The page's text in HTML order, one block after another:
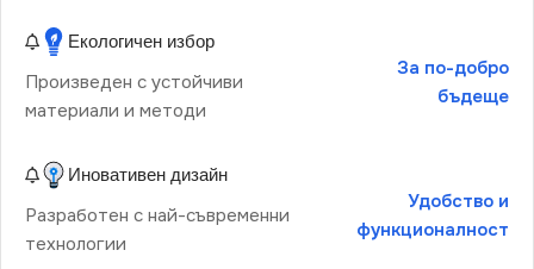
Екологичен избор
Произведен с устойчиви
материали и методи
За по-добро
бъдеще
Иновативен дизайн
Разработен с най-съвременни
технологии
Удобство и
функционалност